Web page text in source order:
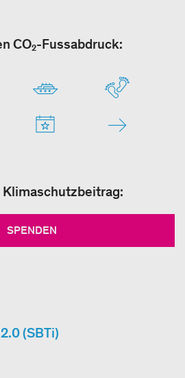
CO₂-Fussabdruck:
SPENDEN
(SBTi)